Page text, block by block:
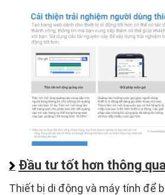
Đầu tư tốt hơn thông
Thiết bị di động và máy tính để